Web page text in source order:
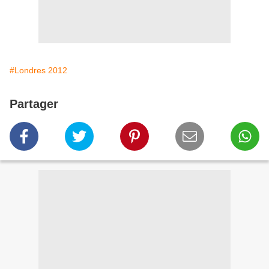
#Londres 2012
Partager